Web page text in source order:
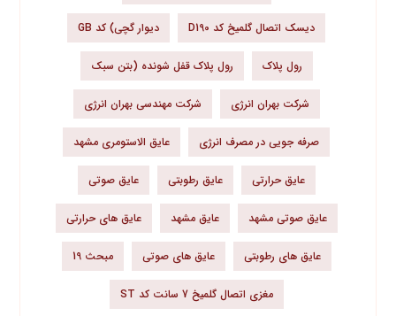
دیسک اتصال گلمیخ کد D190 دیوار گچی) کد GB
رول پلاک رول پلاک قفل شونده (بتن سبک
شرکت بهران انرژی شرکت مهندسی بهران انرژی
صرفه جویی در مصرف انرژی عایق الاستومری مشهد
عایق حرارتی عایق رطوبتی عایق صوتی
عایق صوتی مشهد عایق مشهد عایق های حرارتی
عایق های رطوبتی عایق های صوتی مبحث 19
مغزی اتصال گلمیخ 7 سانت کد ST